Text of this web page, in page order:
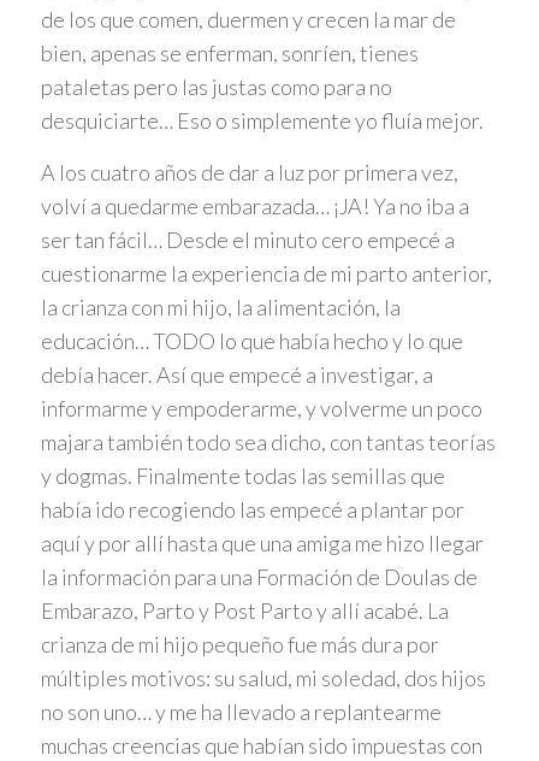
de los que comen, duermen y crecen la mar de
bien, apenas se enferman, sonríen, tienes
pataletas pero las justas como para no
desquiciarte… Eso o simplemente yo fluía mejor.
A los cuatro años de dar a luz por primera vez,
volví a quedarme embarazada… ¡JA! Ya no iba a
ser tan fácil… Desde el minuto cero empecé a
cuestionarme la experiencia de mi parto anterior,
la crianza con mi hijo, la alimentación, la
educación… TODO lo que había hecho y lo que
debía hacer. Así que empecé a investigar, a
informarme y empoderarme, y volverme un poco
majara también todo sea dicho, con tantas teorías
y dogmas. Finalmente todas las semillas que
había ido recogiendo las empecé a plantar por
aquí y por allí hasta que una amiga me hizo llegar
la información para una Formación de Doulas de
Embarazo, Parto y Post Parto y allí acabé. La
crianza de mi hijo pequeño fue más dura por
múltiples motivos: su salud, mi soledad, dos hijos
no son uno… y me ha llevado a replantearme
muchas creencias que habían sido impuestas con